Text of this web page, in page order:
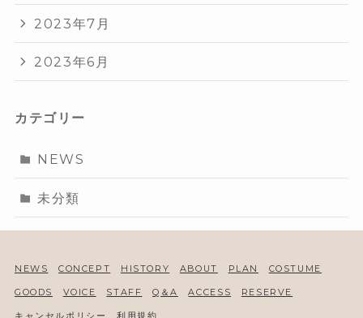
2023年7月
2023年6月
カテゴリー
NEWS
未分類
NEWS CONCEPT HISTORY ABOUT PLAN COSTUME
GOODS VOICE STAFF Q＆A ACCESS RESERVE
キャンセルポリシー 利用規約